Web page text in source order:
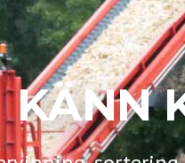
KÄNN